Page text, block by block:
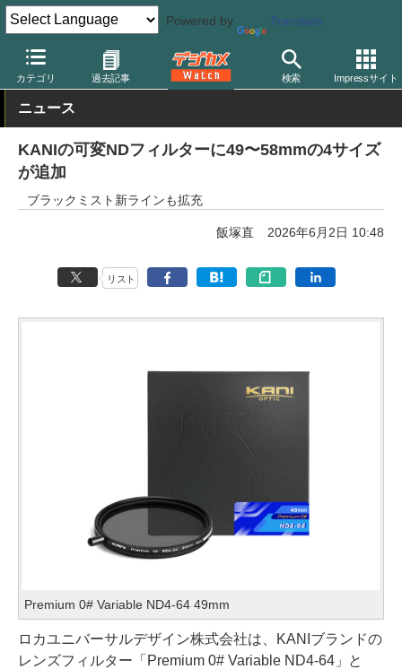
Powered by Translate
カテゴリ 過去記事 検索 Impressサイト
デジカメ Watch レンズ レンズフィルター カニ
ニュース
KANIの可変NDフィルターに49〜58mmの4サイズ
が追加
ブラックミスト新ラインも拡充
飯塚直 2026年6月2日 10:48
リスト
Premium 0# Variable ND4-64 49mm
ロカユニバーサルデザイン株式会社は、KANIブランドの
レンズフィルター「Premium 0# Variable ND4-64」と